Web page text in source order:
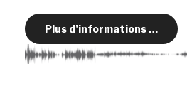
Plus d’informations …